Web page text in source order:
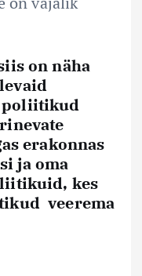
on näha
poliitikud
erakonnas
ja oma
kes
veerema